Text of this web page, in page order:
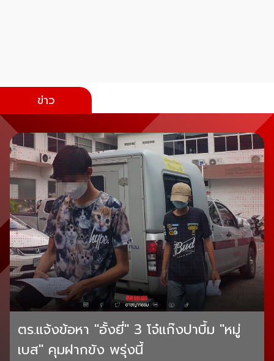
ข่าว
ตร.แจ้งข้อหา "อั้งยี่" 3 โจ๋แก๊งปาบึ้ม "หมู่
เบส" คุมฝากขัง พรุ่งนี้